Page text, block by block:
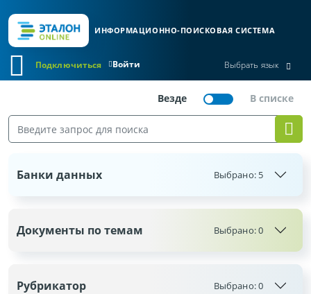
ИНФОРМАЦИОННО-ПОИСКОВАЯ СИСТЕМА
Войти
Подключиться Выбрать язык
Банки данных Выбрано: 5
Документы по темам Выбрано:0
Рубрикатор Выбрано:0